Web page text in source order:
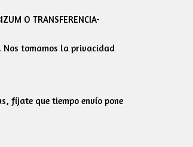
O TRANSFERENCIA-
Nos tomamos la privacidad
fíjate que tiempo envío pone